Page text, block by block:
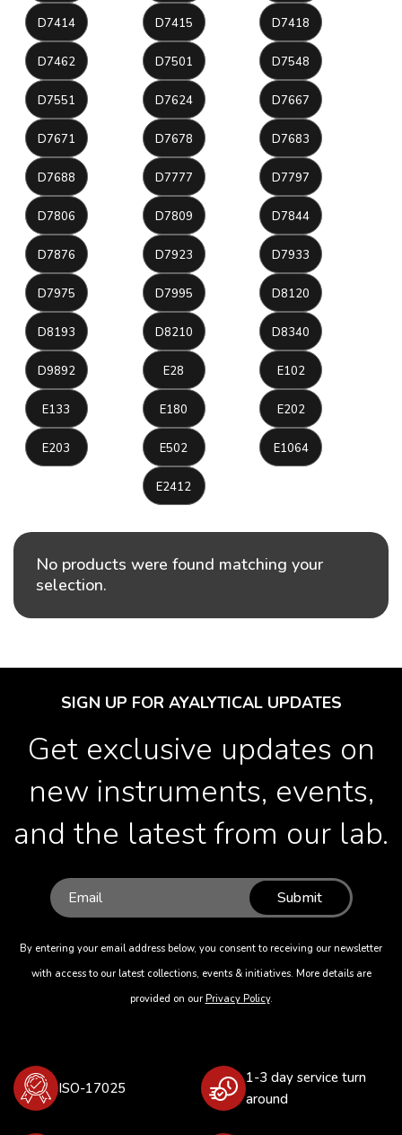
No products were found matching your
selection.
D7414 D7415 D7418
D7462 D7501 D7548
D7551 D7624 D7667
D7671 D7678 D7683
D7688 D7777 D7797
D7806 D7809 D7844
D7876 D7923 D7933
D7975 D7995 D8120
D8193 D8210 D8340
D9892 E28 E102
E133 E180 E202
E203 E502 E1064
E2412
SIGN UP FOR AYALYTICAL UPDATES
Get exclusive updates on
new instruments, events,
and the latest from our lab.
Submit
By entering your email address below, you consent to receiving our newsletter
with access to our latest collections, events & initiatives. More details are
provided on our Privacy Policy.
ISO-17025
1-3 day service turn
around